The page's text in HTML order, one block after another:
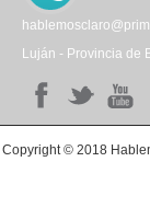
Luján - Provincia de
Copyright © 2018